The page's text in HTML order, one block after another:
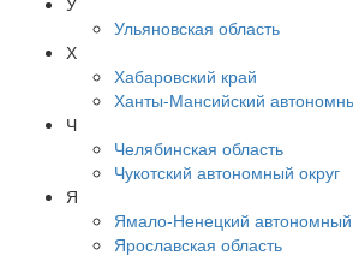
Ульяновская область
Х
Хабаровский край
Ханты-Мансийский
Ч
Челябинская область
Чукотский автономный округ
Я
Ямало-Ненецкий автономный
Ярославская область